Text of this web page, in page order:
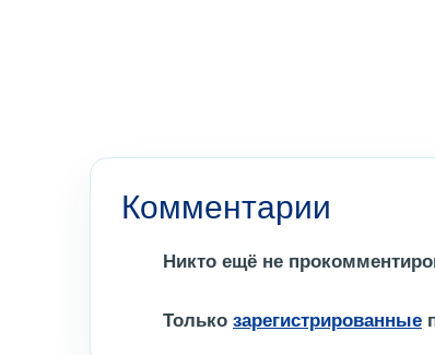
Комментарии
Никто ещё не
Только зарегистрированные